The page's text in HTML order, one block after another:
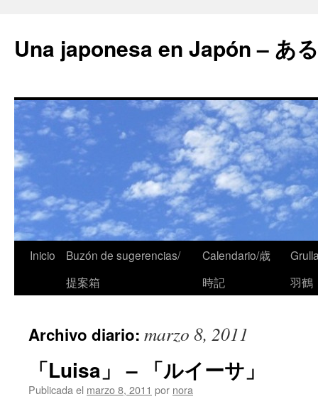
Una japonesa en Japón – あ
Inicio
Buzón de sugerencias/
提案箱
Calendario/歳
時記
羽鶴
Archivo diario: marzo 8, 2011
「Luisa」 – 「ルイーサ」
Publicada el marzo 8, 2011 por nora